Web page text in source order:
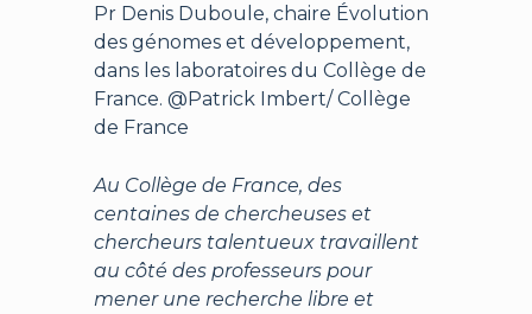
Pr Denis Duboule, chaire Évolution
des génomes et développement,
dans les laboratoires du Collège de
France. @Patrick Imbert/ Collège
de France
Au Collège de France, des
centaines de chercheuses et
chercheurs talentueux travaillent
au côté des professeurs pour
mener une recherche libre et